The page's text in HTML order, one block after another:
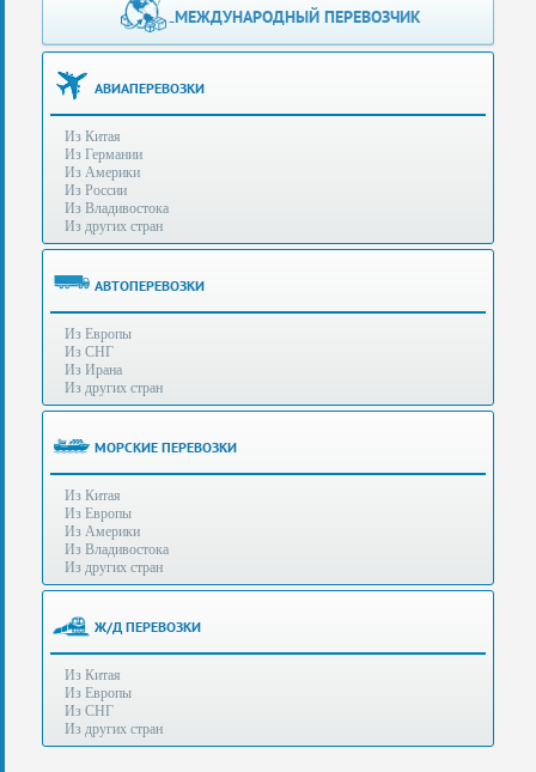
Многоканальный
телефон:
(495)
788-
Бесплатные
консультации
(Без
выходных
8:00
до
21:30)
Таможенное
оформление
грузов
аэропортах
Москвы
Шереметьево,
Внуково,
также
авиа,
Дополнительные
+7 (929) 575-
96-62
+7 (925) 104-
15-94
e-mail:info@s-standard.ru
МЕЖДУНАРОДНЫЙ ПЕРЕВОЗЧИК
АВИАПЕРЕВОЗКИ
Из Китая
Из Германии
Из Америки
Из России
Из Владивостока
Из других стран
АВТОПЕРЕВОЗКИ
Из Европы
Из СНГ
Из Ирана
Из других стран
МОРСКИЕ ПЕРЕВОЗКИ
Из Китая
Из Европы
Из Америки
Из Владивостока
Из других стран
Ж/Д ПЕРЕВОЗКИ
Из Китая
Из Европы
Из СНГ
Из других стран